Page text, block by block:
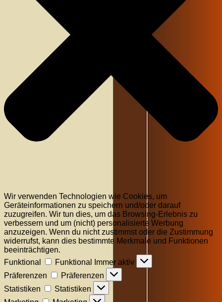
Wir verwenden Technologien wie Cookies, um
Geräteinformationen zu speichern und/oder darauf
zuzugreifen. Wir tun dies, um das Browsing-Erlebnis zu
verbessern und um (nicht) personalisierte Werbung
anzuzeigen. Wenn du nicht zustimmst oder die Zustimmung
widerrufst, kann dies bestimmte Merkmale und Funktionen
beeinträchtigen.
Funktional
Funktional
Immer aktiv
Präferenzen
Präferenzen
Statistiken
Statistiken